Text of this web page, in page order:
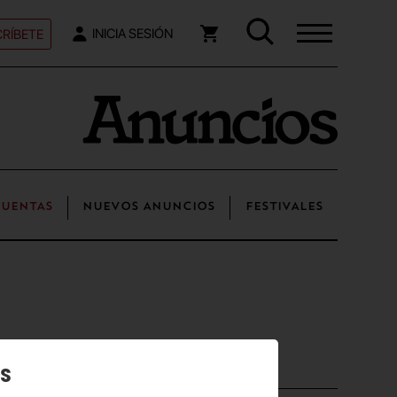
INICIA SESIÓN
NUEVOS ANUNCIOS FESTIVALES